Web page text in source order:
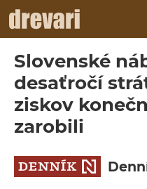
Slovenské
desaťročí
ziskov
zarobili